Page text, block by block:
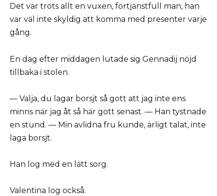
Det var trots allt en vuxen, förtjänstfull man, han
var väl inte skyldig att komma med presenter varje
gång.
En dag efter middagen lutade sig Gennadij nöjd
tillbaka i stolen.
— Valja, du lagar borsjt så gott att jag inte ens
minns när jag åt så här gott senast. — Han tystnade
en stund. — Min avlidna fru kunde, ärligt talat, inte
laga borsjt.
Han log med en lätt sorg.
Valentina log också.